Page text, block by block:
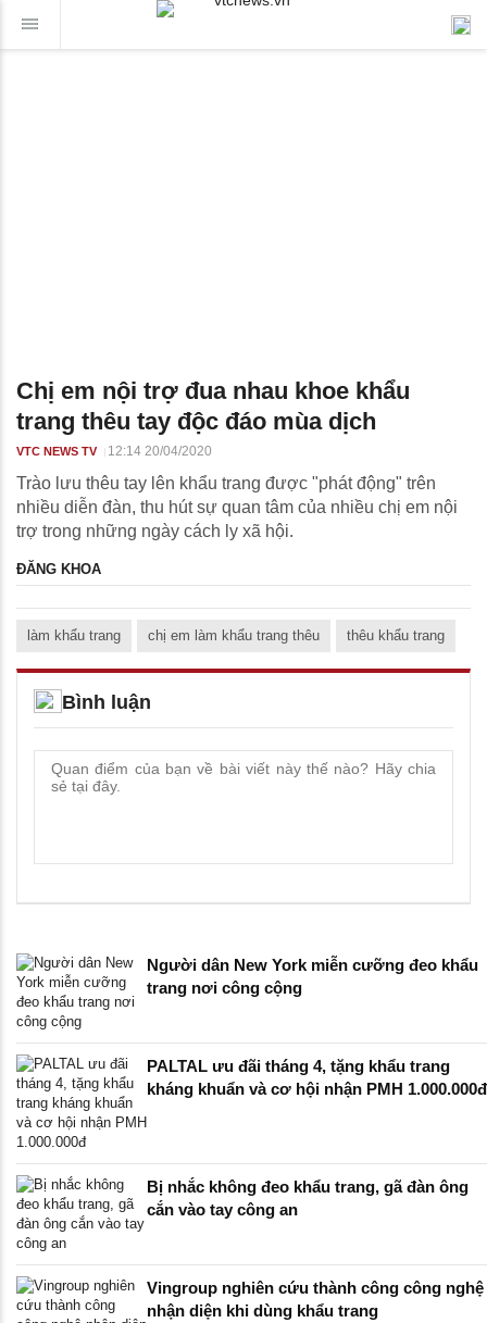
Chị em nội trợ đua nhau khoe khẩu
trang thêu tay độc đáo mùa dịch
VTC NEWS TV 12:14 20/04/2020
Trào lưu thêu tay lên khẩu trang được "phát động" trên
nhiều diễn đàn, thu hút sự quan tâm của nhiều chị em nội
trợ trong những ngày cách ly xã hội.
ĐĂNG KHOA
làm khẩu trang chị em làm khẩu trang thêu thêu khẩu trang
Bình luận
Người dân New York miễn cưỡng đeo khẩu
trang nơi công cộng
PALTAL ưu đãi tháng 4, tặng khẩu trang
kháng khuẩn và cơ hội nhận PMH 1.000.000đ
Bị nhắc không đeo khẩu trang, gã đàn ông
cắn vào tay công an
Vingroup nghiên cứu thành công công nghệ
nhận diện khi dùng khẩu trang